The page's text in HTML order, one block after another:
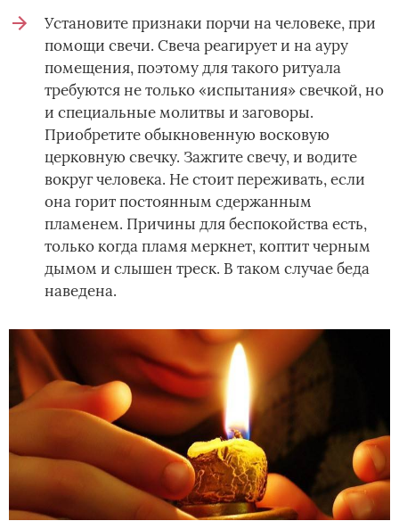
Установите признаки порчи на человеке, при
помощи свечи. Свеча реагирует и на ауру
помещения, поэтому для такого ритуала
требуются не только «испытания» свечкой, но
и специальные молитвы и заговоры.
Приобретите обыкновенную восковую
церковную свечку. Зажгите свечу, и водите
вокруг человека. Не стоит переживать, если
она горит постоянным сдержанным
пламенем. Причины для беспокойства есть,
только когда пламя меркнет, коптит черным
дымом и слышен треск. В таком случае беда
наведена.